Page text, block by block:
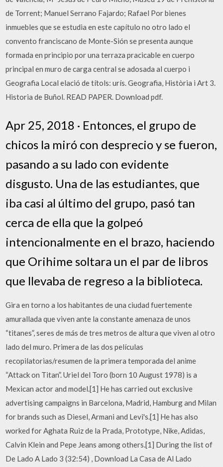
de Torrent; Manuel Serrano Fajardo; Rafael Por bienes
inmuebles que se estudia en este capítulo no otro lado el
convento franciscano de Monte-Sión se presenta aunque
formada en principio por una terraza pracicable en cuerpo
principal en muro de carga central se adosada al cuerpo i
Geografia Local elació de títols: urís. Geografia, Història i Art 3.
Historia de Buñol. READ PAPER. Download pdf.
Apr 25, 2018 · Entonces, el grupo de
chicos la miró con desprecio y se fueron,
pasando a su lado con evidente
disgusto. Una de las estudiantes, que
iba casi al último del grupo, pasó tan
cerca de ella que la golpeó
intencionalmente en el brazo, haciendo
que Orihime soltara un el par de libros
que llevaba de regreso a la biblioteca.
Gira en torno a los habitantes de una ciudad fuertemente
amurallada que viven ante la constante amenaza de unos
“titanes”, seres de más de tres metros de altura que viven al otro
lado del muro. Primera de las dos películas
recopilatorias/resumen de la primera temporada del anime
“Attack on Titan”. Uriel del Toro (born 10 August 1978) is a
Mexican actor and model.[1] He has carried out exclusive
advertising campaigns in Barcelona, Madrid, Hamburg and Milan
for brands such as Diesel, Armani and Levi's.[1] He has also
worked for Aghata Ruiz de la Prada, Prototype, Nike, Adidas,
Calvin Klein and Pepe Jeans among others.[1] During the list of
De Lado A Lado 3 (32:54) , Download La Casa de Al Lado